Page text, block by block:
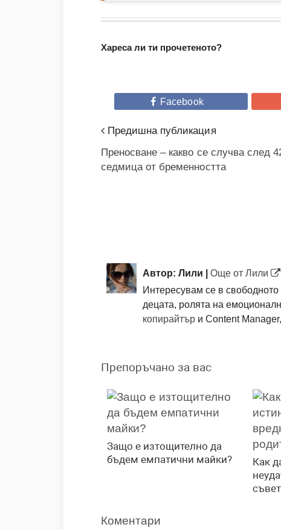
Хареса ли ти прочетеното?
Facebook
Предишна публикация
Преносване – какво се случва след
седмица от бременността
Автор: Лили | Още от Лили
Интересувам се в
децата, ролята на
копирайтъри Content
Препоръчано за вас
Защо е изтощително да
бъдем емпатични майки?
Как
Коментари